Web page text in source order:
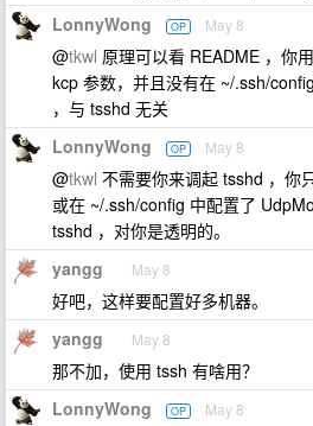
LonnyWong OP May 8
@tkwl 原理可以看 README ，你
kcp 参数，并且没有在 ~/.ssh/
，与 tsshd 无关
LonnyWong OP May 8
@tkwl 不需要你来调起 tsshd ，你
或在 ~/.ssh/config 中配置了
tsshd ，对你是透明的。
yangg May 8
好吧，这样要配置好多机器。
yangg May 8
那不加，使用 tssh 有啥用？
LonnyWong OP May 8